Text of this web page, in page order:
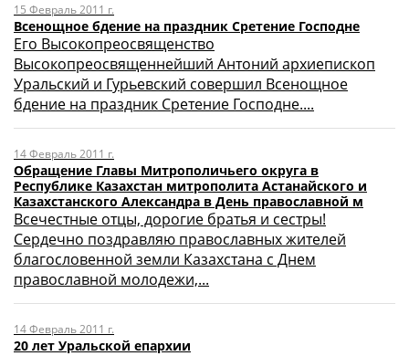
15 Февраль 2011 г.
Всенощное бдение на праздник Сретение Господне
Его Высокопреосвященство
Высокопреосвященнейший Антоний архиепископ
Уральский и Гурьевский совершил Всенощное
бдение на праздник Сретение Господне....
14 Февраль 2011 г.
Обращение Главы Митрополичьего округа в
Республике Казахстан митрополита Астанайского и
Казахстанского Александра в День православной м
Всечестные отцы, дорогие братья и сестры!
Сердечно поздравляю православных жителей
благословенной земли Казахстана с Днем
православной молодежи,...
14 Февраль 2011 г.
20 лет Уральской епархии